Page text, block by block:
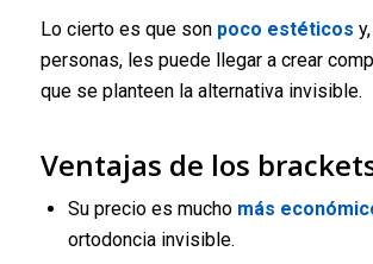
Lo cierto es que son poco estéticos
personas, les puede llegar a crear
que se planteen la alternativa invisible.
Ventajas de los
Su precio es mucho más
ortodoncia invisible.